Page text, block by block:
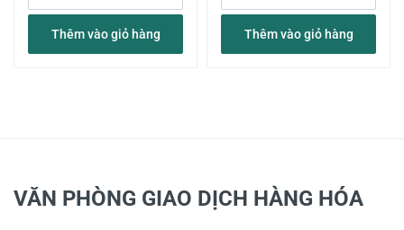
Thêm vào giỏ hàng Thêm vào giỏ hàng
VĂN PHÒNG GIAO DỊCH HÀNG HÓA